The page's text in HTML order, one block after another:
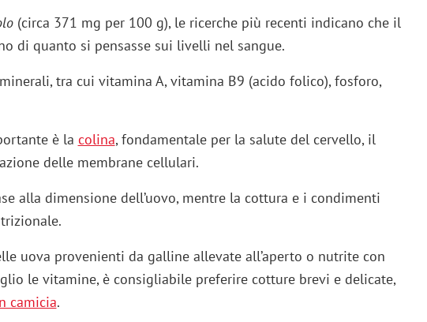
(circa 371 mg per 100 g), le ricerche più recenti indicano che il
di quanto si pensasse sui livelli nel sangue.
tra cui vitamina A, vitamina B9 (acido folico), fosforo,
è la colina, fondamentale per la salute del cervello, il
delle membrane cellulari.
alla dimensione dell’uovo, mentre la cottura e i condimenti
uova provenienti da galline allevate all’aperto o nutrite con
le vitamine, è consigliabile preferire cotture brevi e delicate,
camicia.